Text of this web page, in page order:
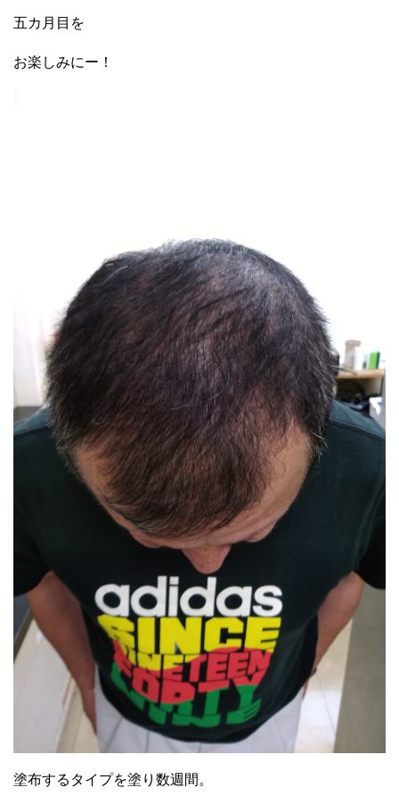
五カ月目を
お楽しみにー！
塗布するタイプを塗り数週間。